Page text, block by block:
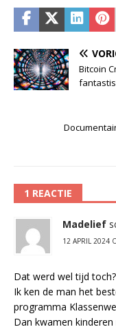
Bitcoin
1 REACTIE
Madelief
12 APRIL 2024
Dat werd wel tijd toch?
Ik ken de man het
programma
Dan kwamen